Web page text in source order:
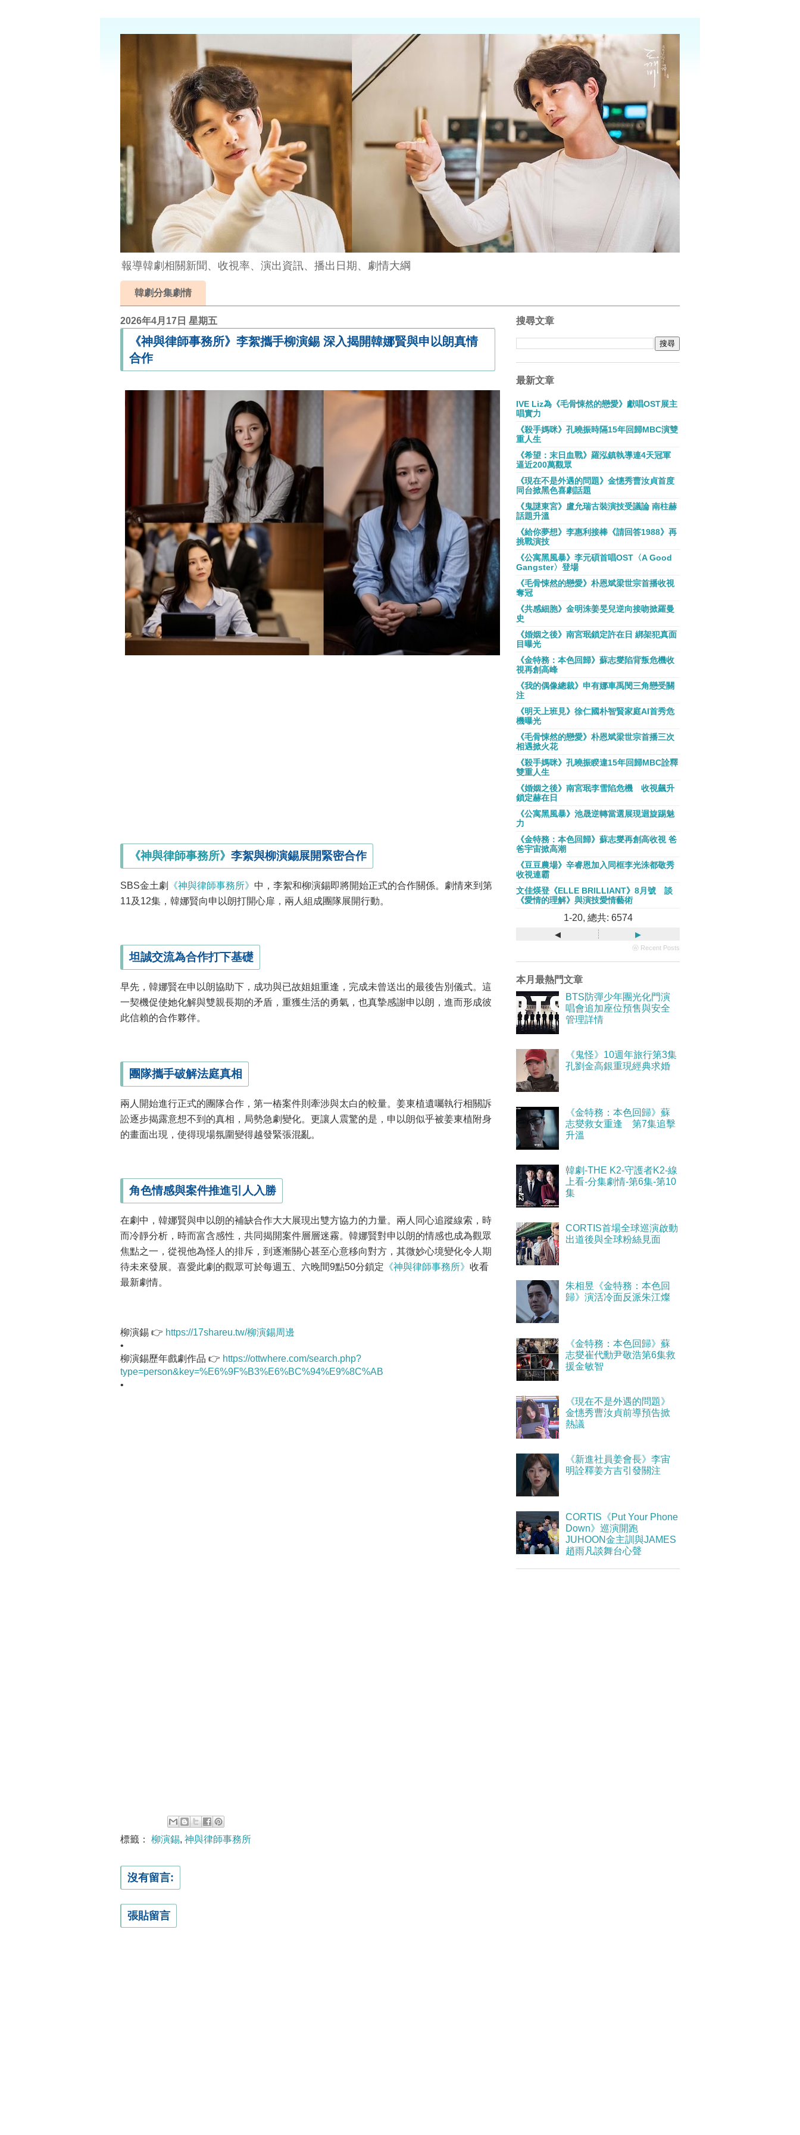
報導韓劇相關新聞、收視率、演出資訊、播出日期、劇情大綱
韓劇分集劇情
2026年4月17日 星期五
《神與律師事務所》李絮攜手柳演錫 深入揭開韓娜賢與申以朗真情
合作
《神與律師事務所》 李絮與柳演錫展開緊密合作
SBS金土劇 《神與律師事務所》 中，李絮和柳演錫即將開始正式的合作關係。劇情來到第
11及12集，韓娜賢向申以朗打開心扉，兩人組成團隊展開行動。
坦誠交流為合作打下基礎
早先，韓娜賢在申以朗協助下，成功與已故姐姐重逢，完成未曾送出的最後告別儀式。這
一契機促使她化解與雙親長期的矛盾，重獲生活的勇氣，也真摯感謝申以朗，進而形成彼
此信賴的合作夥伴。
團隊攜手破解法庭真相
兩人開始進行正式的團隊合作，第一樁案件則牽涉與太白的較量。姜東植遺囑執行相關訴
訟逐步揭露意想不到的真相，局勢急劇變化。更讓人震驚的是，申以朗似乎被姜東植附身
的畫面出現，使得現場氛圍變得越發緊張混亂。
角色情感與案件推進引人入勝
在劇中，韓娜賢與申以朗的補缺合作大大展現出雙方協力的力量。兩人同心追蹤線索，時
而冷靜分析，時而富含感性，共同揭開案件層層迷霧。韓娜賢對申以朗的情感也成為觀眾
焦點之一，從視他為怪人的排斥，到逐漸關心甚至心意移向對方，其微妙心境變化令人期
待未來發展。喜愛此劇的觀眾可於每週五、六晚間9點50分鎖定 《神與律師事務所》 收看
最新劇情。
柳演錫 👉 https://17shareu.tw/柳演錫周邊
•
柳演錫歷年戲劇作品 👉 https://ottwhere.com/search.php?
type=person&key=%E6%9F%B3%E6%BC%94%E9%8C%AB
•
標籤： 柳演錫, 神與律師事務所
沒有留言:
張貼留言
搜尋文章
最新文章
IVE Liz為《毛骨悚然的戀愛》獻唱OST展主
唱實力
《殺手媽咪》孔曉振時隔15年回歸MBC演雙
重人生
《希望：末日血戰》羅泓鎮執導連4天冠軍
逼近200萬觀眾
《現在不是外遇的問題》金憓秀曹汝貞首度
同台掀黑色喜劇話題
《鬼謎東宮》盧允瑞古裝演技受議論 南柱赫
話題升溫
《給你夢想》李惠利接棒《請回答1988》再
挑戰演技
《公寓黑風暴》李元碩首唱OST〈A Good
Gangster〉登場
《毛骨悚然的戀愛》朴恩斌梁世宗首播收視
奪冠
《共感細胞》金明洙姜旻兒逆向接吻掀羅曼
史
《婚姻之後》南宮珉鎖定許在日 綁架犯真面
目曝光
《金特務：本色回歸》蘇志燮陷背叛危機收
視再創高峰
《我的偶像總裁》申有娜車禹閔三角戀受關
注
《明天上班見》徐仁國朴智賢家庭AI首秀危
機曝光
《毛骨悚然的戀愛》朴恩斌梁世宗首播三次
相遇掀火花
《殺手媽咪》孔曉振睽違15年回歸MBC詮釋
雙重人生
《婚姻之後》南宮珉李雪陷危機 收視飆升
鎖定赫在日
《公寓黑風暴》池晟逆轉當選展現迴旋踢魅
力
《金特務：本色回歸》蘇志燮再創高收視 爸
爸宇宙掀高潮
《豆豆農場》辛睿恩加入同框李光洙都敬秀
收視連霸
文佳煐登《ELLE BRILLIANT》8月號 談
《愛情的理解》與演技愛情藝術
1-20, 總共: 6574
◂ ▸
ⓦ Recent Posts
本月最熱門文章
BTS防彈少年團光化門演
唱會追加座位預售與安全
管理詳情
《鬼怪》10週年旅行第3集
孔劉金高銀重現經典求婚
《金特務：本色回歸》蘇
志燮救女重逢 第7集追擊
升溫
韓劇-THE K2-守護者K2-線
上看-分集劇情-第6集-第10
集
CORTIS首場全球巡演啟動
出道後與全球粉絲見面
朱相昱《金特務：本色回
歸》演活冷面反派朱江燦
《金特務：本色回歸》蘇
志燮崔代勳尹敬浩第6集救
援金敏智
《現在不是外遇的問題》
金憓秀曹汝貞前導預告掀
熱議
《新進社員姜會長》李宙
明詮釋姜方吉引發關注
CORTIS《Put Your Phone
Down》巡演開跑
JUHOON金主訓與JAMES
趙雨凡談舞台心聲